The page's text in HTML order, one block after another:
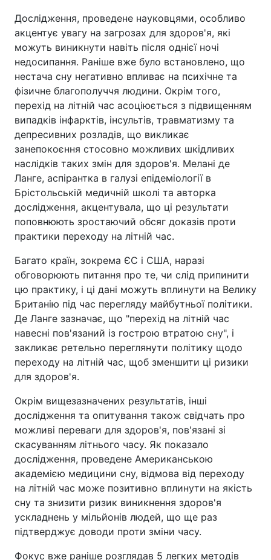
Дослідження, проведене науковцями, особливо
акцентує увагу на загрозах для здоров'я, які
можуть виникнути навіть після однієї ночі
недосипання. Раніше вже було встановлено, що
нестача сну негативно впливає на психічне та
фізичне благополуччя людини. Окрім того,
перехід на літній час асоціюється з підвищенням
випадків інфарктів, інсультів, травматизму та
депресивних розладів, що викликає
занепокоєння стосовно можливих шкідливих
наслідків таких змін для здоров'я. Мелані де
Ланге, аспірантка в галузі епідеміології в
Брістольській медичній школі та авторка
дослідження, акцентувала, що ці результати
поповнюють зростаючий обсяг доказів проти
практики переходу на літній час.
Багато країн, зокрема ЄС і США, наразі
обговорюють питання про те, чи слід припинити
цю практику, і ці дані можуть вплинути на Велику
Британію під час перегляду майбутньої політики.
Де Ланге зазначає, що "перехід на літній час
навесні пов'язаний із гострою втратою сну", і
закликає ретельно переглянути політику щодо
переходу на літній час, щоб зменшити ці ризики
для здоров'я.
Окрім вищезазначених результатів, інші
дослідження та опитування також свідчать про
можливі переваги для здоров'я, пов'язані зі
скасуванням літнього часу. Як показало
дослідження, проведене Американською
академією медицини сну, відмова від переходу
на літній час може позитивно вплинути на якість
сну та знизити ризик виникнення здоров'я
ускладнень у мільйонів людей, що ще раз
підтверджує доводи проти зміни часу.
Фокус вже раніше розглядав 5 легких методів